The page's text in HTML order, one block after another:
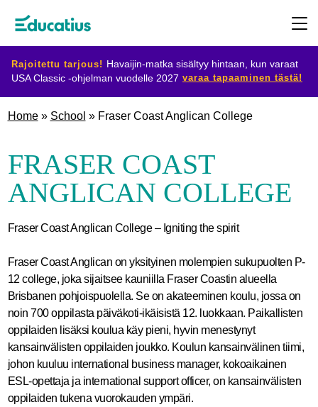
Rajoitettu tarjous! Havaijin-matka sisältyy hintaan, kun varaat
USA Classic -ohjelman vuodelle 2027 varaa tapaaminen tästä!
Ohjelmat
Suunnittele
vaihtosi
Ryhdy
isäntäperheeksi
Home» School » Fraser Coast Anglican College
FRASER COAST
ANGLICAN COLLEGE
Fraser Coast Anglican College – Igniting the spirit
Fraser Coast Anglican on yksityinen molempien sukupuolten P-
12 college, joka sijaitsee kauniilla Fraser Coastin alueella
Brisbanen pohjoispuolella. Se on akateeminen koulu, jossa on
noin 700 oppilasta päiväkoti-ikäisistä 12. luokkaan. Paikallisten
oppilaiden lisäksi koulua käy pieni, hyvin menestynyt
kansainvälisten oppilaiden joukko. Koulun kansainvälinen tiimi,
johon kuuluu international business manager, kokoaikainen
ESL-opettaja ja international support officer, on kansainvälisten
oppilaiden tukena vuorokauden ympäri.